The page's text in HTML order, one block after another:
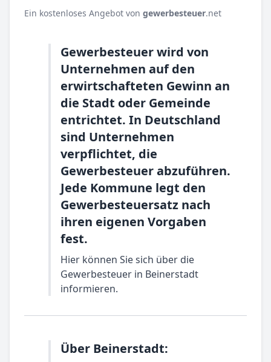
Ein kostenloses Angebot von gewerbesteuer.net
Gewerbesteuer wird von
Unternehmen auf den
erwirtschafteten Gewinn an
die Stadt oder Gemeinde
entrichtet. In Deutschland
sind Unternehmen
verpflichtet, die
Gewerbesteuer abzuführen.
Jede Kommune legt den
Gewerbesteuersatz nach
ihren eigenen Vorgaben
fest.
Hier können Sie sich über die
Gewerbesteuer in Beinerstadt
informieren.
Über Beinerstadt: